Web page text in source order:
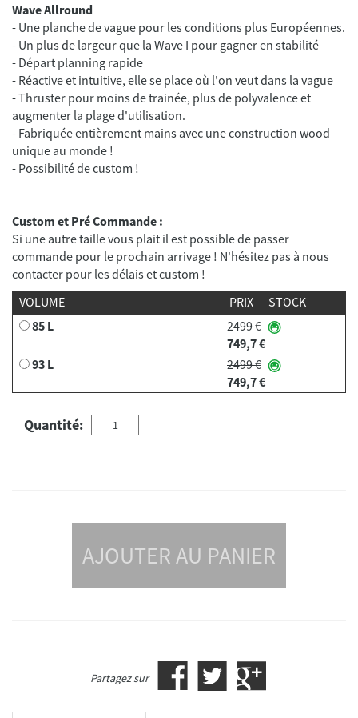
Wave Allround
- Une planche de vague pour les conditions plus Européennes.
- Un plus de largeur que la Wave I pour gagner en stabilité
- Départ planning rapide
- Réactive et intuitive, elle se place où l'on veut dans la vague
- Thruster pour moins de trainée, plus de polyvalence et
augmenter la plage d'utilisation.
- Fabriquée entièrement mains avec une construction wood
unique au monde !
Custom et Pré Commande :
Si une autre taille vous plait il est possible de passer
commande pour le prochain arrivage ! N'hésitez pas à nous
contacter pour les délais et custom !
VOLUME
PRIX
STOCK
85 L
2499 €
749,7 €
93 L
2499 €
749,7 €
Quantité:
AJOUTER AU PANIER
Partagez sur